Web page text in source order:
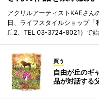
アクリルアーティストKAEさ
日、ライフスタイルショップ
丘2、TEL 03-3724-8021）で始
買う
自由が丘のギ
品が対話する